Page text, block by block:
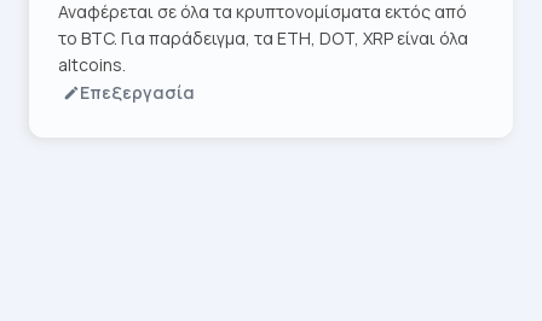
Αναφέρεται σε όλα τα κρυπτονομίσματα εκτός από
το BTC. Για παράδειγμα, τα ETH, DOT, XRP είναι όλα
altcoins.
Επεξεργασία